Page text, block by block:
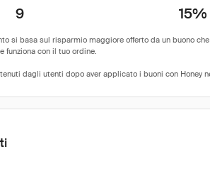
9 15%